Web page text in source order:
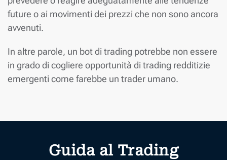
future o ai movimenti dei prezzi che non sono ancora
avvenuti.
In altre parole, un bot di trading potrebbe non essere
in grado di cogliere opportunità di trading redditizie
emergenti come farebbe un trader umano.
Guida al Trading